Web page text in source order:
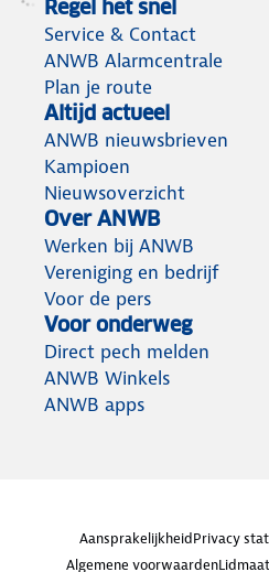
Regel het snel
Service & Contact
ANWB Alarmcentrale
Plan je route
Altijd actueel
ANWB nieuwsbrieven
Kampioen
Nieuwsoverzicht
Over ANWB
Werken bij ANWB
Vereniging en bedrijf
Voor de pers
Voor onderweg
Direct pech melden
ANWB Winkels
ANWB apps
AansprakelijkheidPrivacy
Algemene voorwaarden